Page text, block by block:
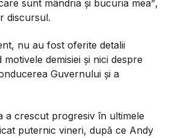
sunt mândria și bucuria mea”,
discursul.
nu au fost oferite detalii
demisiei și nici despre
Guvernului și a
a crescut progresiv în ultimele
puternic vineri, după ce Andy